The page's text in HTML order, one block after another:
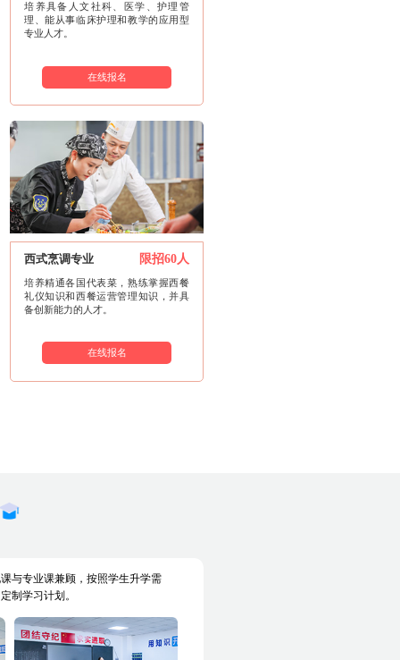
培养具备人文社科、医学、护理管
理、能从事临床护理和教学的应用型
专业人才。
在线报名
西式烹调专业 限招60人
培养精通各国代表菜，熟练掌握西餐
礼仪知识和西餐运营管理知识，并具
备创新能力的人才。
在线报名
与专业课兼顾，按照学生升学需
制学习计划。